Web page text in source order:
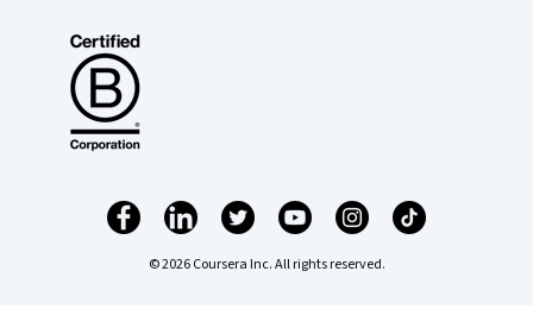
© 2026 Coursera Inc. All rights reserved.